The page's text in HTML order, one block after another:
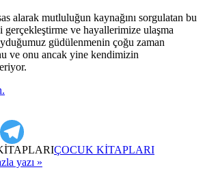
alarak mutluluğun kaynağını sorgulatan bu
gerçekleştirme ve hayallerimize ulaşma
güdülenmenin çoğu zaman
ve onu ancak yine kendimizin
ÇOCUK KİTAPLARI
yazı »